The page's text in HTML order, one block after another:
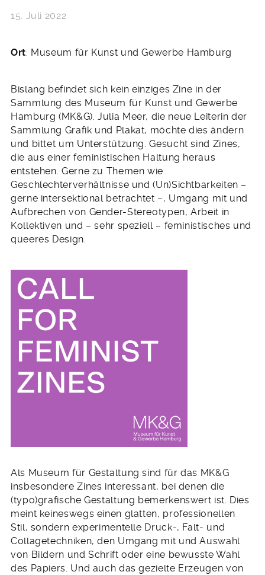
15. Juli 2022
Ort: Museum für Kunst und Gewerbe Hamburg
Bislang befindet sich kein einziges Zine in der
Sammlung des Museum für Kunst und Gewerbe
Hamburg (MK&G). Julia Meer, die neue Leiterin der
Sammlung Grafik und Plakat, möchte dies ändern
und bittet um Unterstützung. Gesucht sind Zines,
die aus einer feministischen Haltung heraus
entstehen. Gerne zu Themen wie
Geschlechterverhältnisse und (Un)Sichtbarkeiten ­–
gerne intersektional betrachtet –, Umgang mit und
Aufbrechen von Gender-Stereotypen, Arbeit in
Kollektiven und – sehr speziell – feministisches und
queeres Design.
Als Museum für Gestaltung sind für das MK&G
insbesondere Zines interessant, bei denen die
(typo)grafische Gestaltung bemerkenswert ist. Dies
meint keineswegs einen glatten, professionellen
Stil, sondern experimentelle Druck-, Falt- und
Collagetechniken, den Umgang mit und Auswahl
von Bildern und Schrift oder eine bewusste Wahl
des Papiers. Und auch das gezielte Erzeugen von